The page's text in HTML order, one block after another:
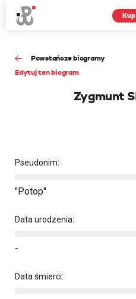
Powstańcze biogramy
Edytuj ten biogram
Zygmunt
Pseudonim:
"Potop"
Data urodzenia:
-
Data śmierci: